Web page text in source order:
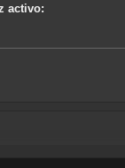
activo: